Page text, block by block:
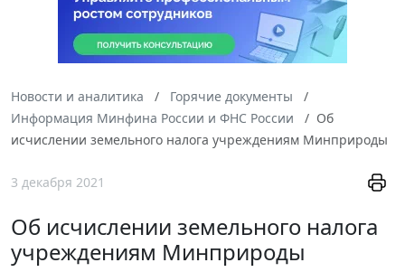
Новости и аналитика
Горячие документы
Информация Минфина России и ФНС России
Об
исчислении земельного налога учреждениям Минприроды
3 декабря 2021
Об исчислении земельного налога
учреждениям Минприроды